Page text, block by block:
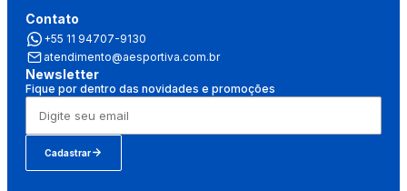
Contato
+55 11 94707-9130
atendimento@aesportiva.com.br
Newsletter
Fique por dentro das novidades e promoções
Cadastrar